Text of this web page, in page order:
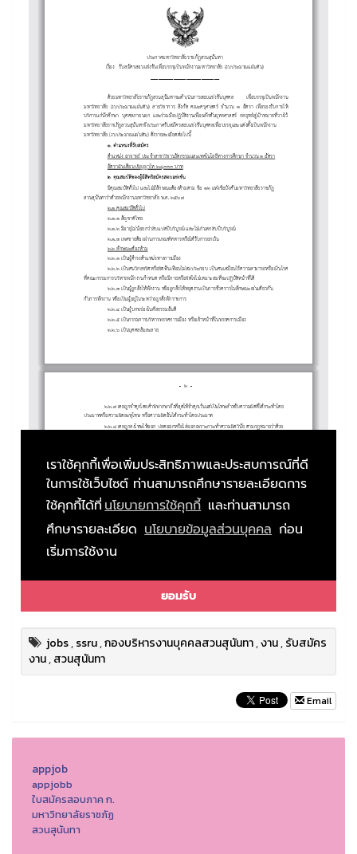
jobs,ssru,กองบริหารงานบุคคลสวนสุนันทา,งาน,รับสมัคร
งาน,สวนสุนันทา
Email
appjob
appjobb
ใบสมัครสอบภาค ก.
มหาวิทยาลัยราชภัฏ
สวนสุนันทา